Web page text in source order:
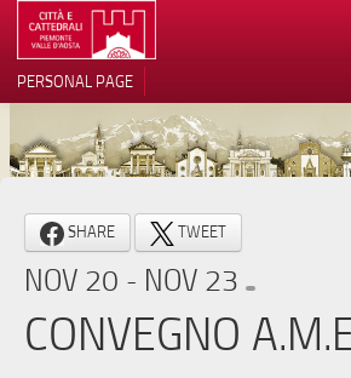
LOCATION
ARCHITECTURE
MUSEUMS
ITINERARIES
EVENTS
PERSONAL PAGE
SHARE TWEET
NOV 20 - NOV 23
CONVEGNO
Notice at collection
Your Privacy Choices